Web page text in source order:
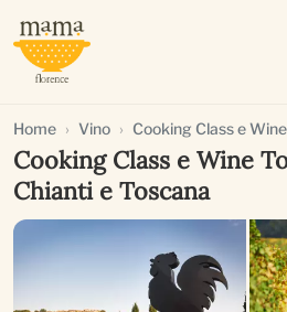
Home Vino Cooking Class e
Cooking Class e Wine
Chianti e Toscana